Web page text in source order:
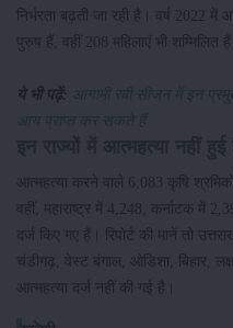
निर्भरता बढ़ती जा रही है। वर्ष 2022
पुरुष हैं, वहीं 208 महिलाएं भी शम्मिलित
ये भी पढ़ें: आगामी रबी सीजन में इन
आय प्राप्त कर सकते हैं
आत्महत्या करने वाले 6,083 कृषि
वहीं, महाराष्ट्र में 4,248, कर्नाटक में
दर्ज किए गए हैं। रिपोर्ट की मानें तो
चंडीगढ़, वेस्ट बंगाल, ओडिशा, बिहार,
आत्महत्या दर्ज नहीं की गई है।